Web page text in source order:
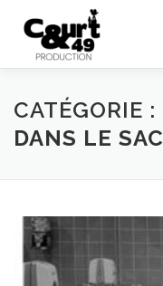
EN SAVOIR PLUS
CONTACT
CATÉGORIE :
DANS LE SAC